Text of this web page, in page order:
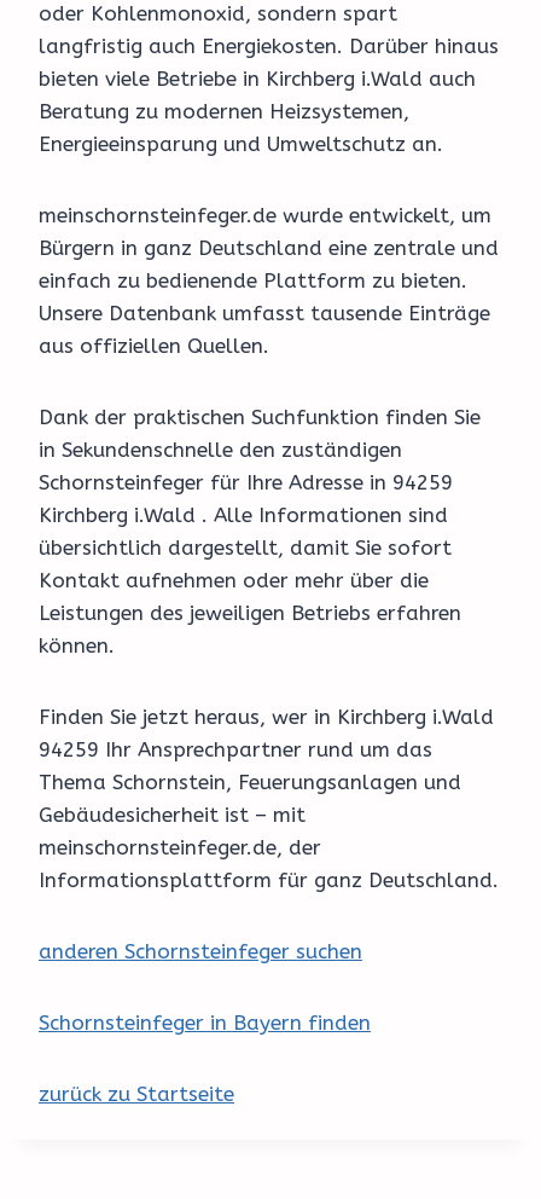
oder Kohlenmonoxid, sondern spart
langfristig auch Energiekosten. Darüber hinaus
bieten viele Betriebe in Kirchberg i.Wald auch
Beratung zu modernen Heizsystemen,
Energieeinsparung und Umweltschutz an.
meinschornsteinfeger.de wurde entwickelt, um
Bürgern in ganz Deutschland eine zentrale und
einfach zu bedienende Plattform zu bieten.
Unsere Datenbank umfasst tausende Einträge
aus offiziellen Quellen.
Dank der praktischen Suchfunktion finden Sie
in Sekundenschnelle den zuständigen
Schornsteinfeger für Ihre Adresse in 94259
Kirchberg i.Wald . Alle Informationen sind
übersichtlich dargestellt, damit Sie sofort
Kontakt aufnehmen oder mehr über die
Leistungen des jeweiligen Betriebs erfahren
können.
Finden Sie jetzt heraus, wer in Kirchberg i.Wald
94259 Ihr Ansprechpartner rund um das
Thema Schornstein, Feuerungsanlagen und
Gebäudesicherheit ist – mit
meinschornsteinfeger.de, der
Informationsplattform für ganz Deutschland.
anderen Schornsteinfeger suchen
Schornsteinfeger in Bayern finden
zurück zu Startseite